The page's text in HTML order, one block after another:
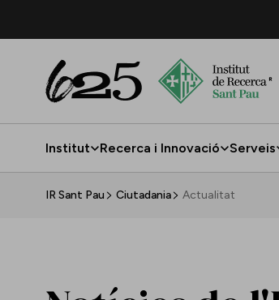
Institut Recerca i Innovació Serveis
IR Sant Pau Ciutadania Actualitat